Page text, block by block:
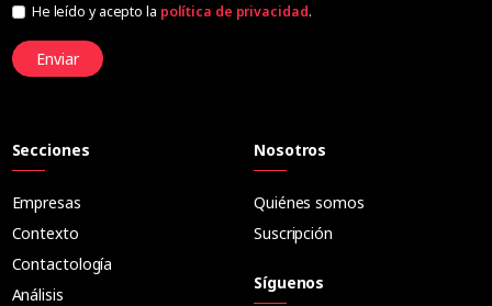
He leído y acepto la política de privacidad.
Enviar
Secciones
Empresas
Contexto
Contactología
Análisis
Nosotros
Quiénes somos
Suscripción
Síguenos